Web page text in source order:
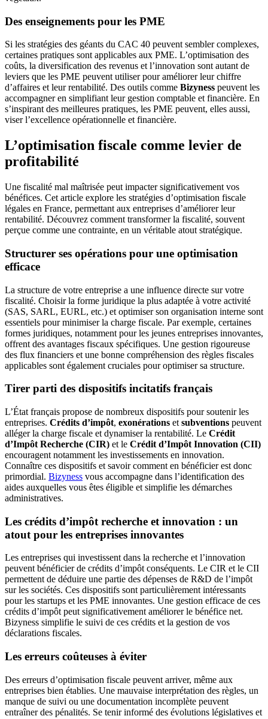
Des enseignements pour les PME
Si les stratégies des géants du CAC 40 peuvent sembler complexes,
certaines pratiques sont applicables aux PME. L’optimisation des
coûts, la diversification des revenus et l’innovation sont autant de
leviers que les PME peuvent utiliser pour améliorer leur chiffre
d’affaires et leur rentabilité. Des outils comme Bizyness peuvent les
accompagner en simplifiant leur gestion comptable et financière. En
s’inspirant des meilleures pratiques, les PME peuvent, elles aussi,
viser l’excellence opérationnelle et financière.
L’optimisation fiscale comme levier de
profitabilité
Une fiscalité mal maîtrisée peut impacter significativement vos
bénéfices. Cet article explore les stratégies d’optimisation fiscale
légales en France, permettant aux entreprises d’améliorer leur
rentabilité. Découvrez comment transformer la fiscalité, souvent
perçue comme une contrainte, en un véritable atout stratégique.
Structurer ses opérations pour une optimisation
efficace
La structure de votre entreprise a une influence directe sur votre
fiscalité. Choisir la forme juridique la plus adaptée à votre activité
(SAS, SARL, EURL, etc.) et optimiser son organisation interne sont
essentiels pour minimiser la charge fiscale. Par exemple, certaines
formes juridiques, notamment pour les jeunes entreprises innovantes,
offrent des avantages fiscaux spécifiques. Une gestion rigoureuse
des flux financiers et une bonne compréhension des règles fiscales
applicables sont également cruciales pour optimiser sa structure.
Tirer parti des dispositifs incitatifs français
L’État français propose de nombreux dispositifs pour soutenir les
entreprises. Crédits d’impôt, exonérations et subventions peuvent
alléger la charge fiscale et dynamiser la rentabilité. Le Crédit
d’Impôt Recherche (CIR) et le Crédit d’Impôt Innovation (CII)
encouragent notamment les investissements en innovation.
Connaître ces dispositifs et savoir comment en bénéficier est donc
primordial. Bizyness vous accompagne dans l’identification des
aides auxquelles vous êtes éligible et simplifie les démarches
administratives.
Les crédits d’impôt recherche et innovation : un
atout pour les entreprises innovantes
Les entreprises qui investissent dans la recherche et l’innovation
peuvent bénéficier de crédits d’impôt conséquents. Le CIR et le CII
permettent de déduire une partie des dépenses de R&D de l’impôt
sur les sociétés. Ces dispositifs sont particulièrement intéressants
pour les startups et les PME innovantes. Une gestion efficace de ces
crédits d’impôt peut significativement améliorer le bénéfice net.
Bizyness simplifie le suivi de ces crédits et la gestion de vos
déclarations fiscales.
Les erreurs coûteuses à éviter
Des erreurs d’optimisation fiscale peuvent arriver, même aux
entreprises bien établies. Une mauvaise interprétation des règles, un
manque de suivi ou une documentation incomplète peuvent
entraîner des pénalités. Se tenir informé des évolutions législatives et